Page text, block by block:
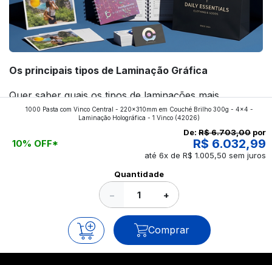
Os principais tipos de Laminação Gráfica
Quer saber quais os tipos de laminações mais
aplicados nos impressos da gráfica FuturaIM? Então,
continue a leitura que vamos revelar para você!
1000 Pasta com Vinco Central - 220x310mm em Couché Brilho 300g - 4x4 -
Laminação Holográfica - 1 Vinco (42026)
10% OFF*
De: R$ 6.703,00 por
R$ 6.032,99
até 6x de R$ 1.005,50 sem juros
Quantidade
− +
Comprar